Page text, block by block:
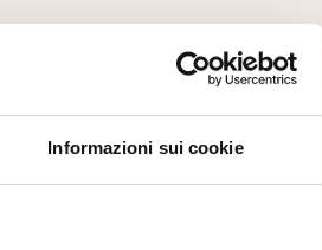
Informazioni sui cookie